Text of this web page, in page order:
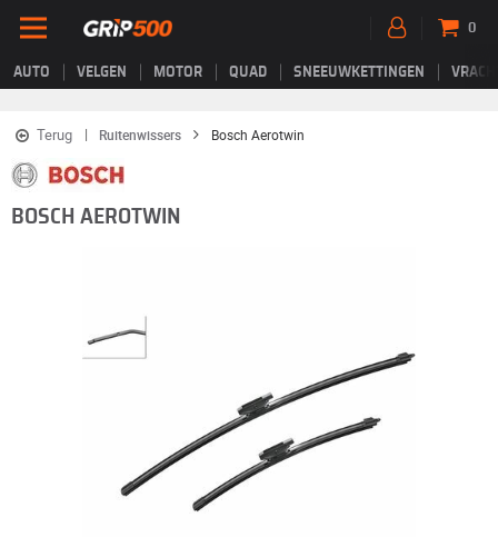
AUTO VELGEN MOTOR QUAD SNEEUWKETTINGEN
0
Terug Ruitenwissers Bosch Aerotwin
BOSCH AEROTWIN